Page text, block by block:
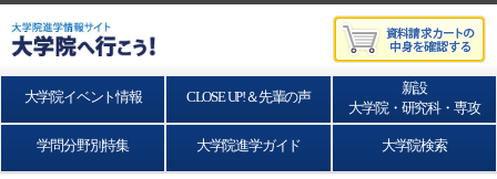
大学院イベント情報 CLOSE UP!＆先輩の声
新設
大学院・研究科・専攻
学問分野別特集 大学院進学ガイド 大学院検索